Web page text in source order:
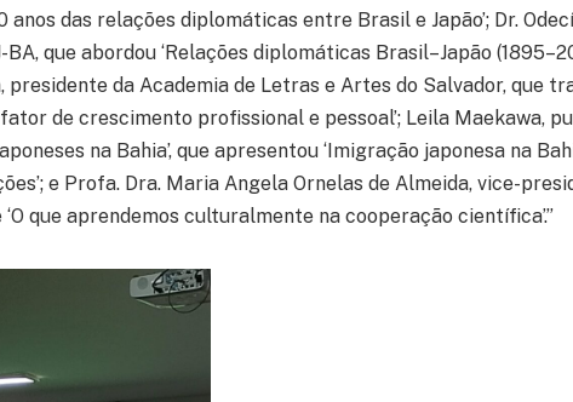
anos das relações diplomáticas entre Brasil e Japão’; Dr.
BA, que abordou ‘Relações diplomáticas Brasil–Japão
presidente da Academia de Letras e Artes do Salvador, que
de crescimento profissional e pessoal’; Leila Maekawa,
na Bahia’, que apresentou ‘Imigração japonesa na
e Profa. Dra. Maria Angela Ornelas de Almeida, vice-
que aprendemos culturalmente na cooperação científica’.”